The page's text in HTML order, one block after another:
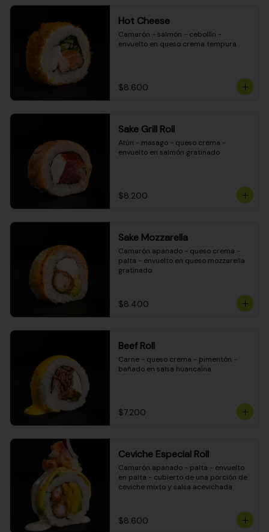
Hot Cheese
Camarón - salmón - cebollín -
envuelto en queso crema tempura
$8.600
Sake Grill Roll
Atún - masago - queso crema -
envuelto en salmón gratinado
$8.200
Sake Mozzarella
Camarón apanado - queso crema -
palta - envuelto en queso mozzarella
gratinado
$8.400
Beef Roll
Carne - queso crema - pimentón -
bañado en salsa huancaína
$7.200
Ceviche Especial Roll
Camarón apanado - palta - envuelto
en palta - cubierto de una porción de
ceviche mixto y salsa acevichada
$8.600